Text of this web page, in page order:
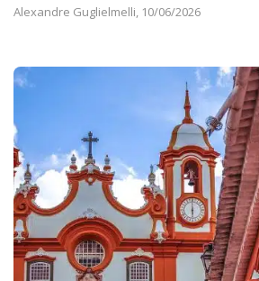
Alexandre Guglielmelli, 10/06/2026